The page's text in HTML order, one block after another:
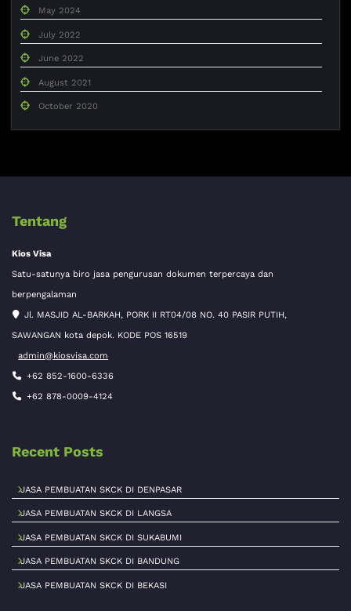
May 2024
July 2022
June 2022
August 2021
October 2020
Tentang
Kios Visa
Satu-satunya biro jasa pengurusan dokumen terpercaya dan
berpengalaman
Jl. MASJID AL-BARKAH, PORK II RT04/08 NO. 40 PASIR PUTIH,
SAWANGAN kota depok. KODE POS 16519
admin@kiosvisa.com
+62 852-1600-6336
+62 878-0009-4124
Recent Posts
JASA PEMBUATAN SKCK DI DENPASAR
JASA PEMBUATAN SKCK DI LANGSA
JASA PEMBUATAN SKCK DI SUKABUMI
JASA PEMBUATAN SKCK DI BANDUNG
JASA PEMBUATAN SKCK DI BEKASI